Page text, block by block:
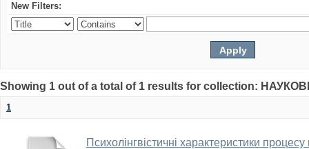
New Filters:
Showing 1 out of a total of 1 results for collection:
1
Психолінгвістичні характеристики